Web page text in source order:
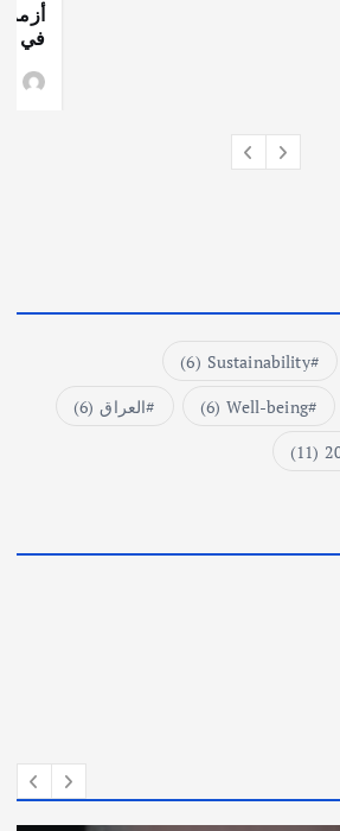
أزمة
في
Sustainability
(6)
Well-being
(6) العراق (6)
(11)